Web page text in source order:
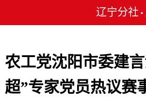
辽宁分社 •
农工党沈阳市委建
超”专家党员热议赛